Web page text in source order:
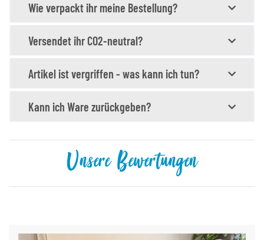
Wie verpackt ihr meine Bestellung?
Versendet ihr CO2-neutral?
Artikel ist vergriffen - was kann ich tun?
Kann ich Ware zurückgeben?
Unsere Bewertungen